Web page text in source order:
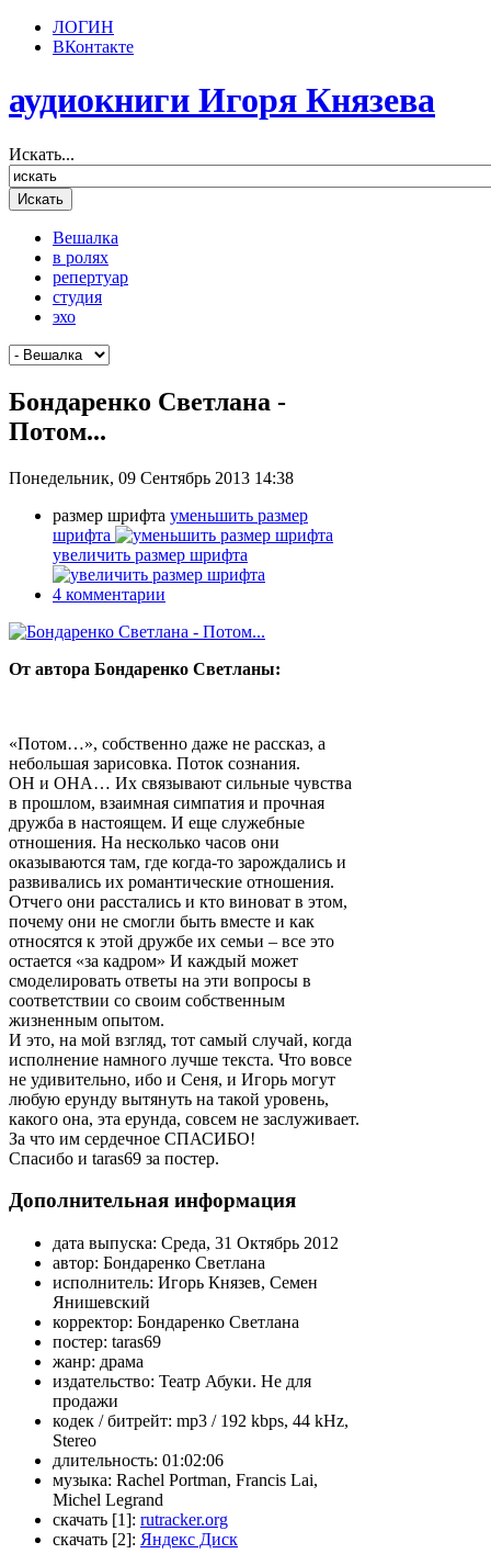
ЛОГИН
ВКонтакте
аудиокниги Игоря Князева
Искать...
Вешалка
в ролях
репертуар
студия
эхо
Бондаренко Светлана -
Потом...
Понедельник, 09 Сентябрь 2013 14:38
размер шрифта уменьшить размер
шрифта
увеличить размер шрифта
4 комментарии
От автора Бондаренко Светланы:
«Потом…», собственно даже не рассказ, а
небольшая зарисовка. Поток сознания.
ОН и ОНА… Их связывают сильные чувства
в прошлом, взаимная симпатия и прочная
дружба в настоящем. И еще служебные
отношения. На несколько часов они
оказываются там, где когда-то зарождались и
развивались их романтические отношения.
Отчего они расстались и кто виноват в этом,
почему они не смогли быть вместе и как
относятся к этой дружбе их семьи – все это
остается «за кадром» И каждый может
смоделировать ответы на эти вопросы в
соответствии со своим собственным
жизненным опытом.
И это, на мой взгляд, тот самый случай, когда
исполнение намного лучше текста. Что вовсе
не удивительно, ибо и Сеня, и Игорь могут
любую ерунду вытянуть на такой уровень,
какого она, эта ерунда, совсем не заслуживает.
За что им сердечное СПАСИБО!
Спасибо и taras69 за постер.
Дополнительная информация
дата выпуска: Среда, 31 Октябрь 2012
автор: Бондаренко Светлана
исполнитель: Игорь Князев, Семен
Янишевский
корректор: Бондаренко Светлана
постер: taras69
жанр: драма
издательство: Театр Абуки. Не для
продажи
кодек / битрейт: mp3 / 192 kbps, 44 kHz,
Stereo
длительность: 01:02:06
музыка: Rachel Portman, Francis Lai,
Michel Legrand
скачать [1]: rutracker.org
скачать [2]: Яндекс Диск